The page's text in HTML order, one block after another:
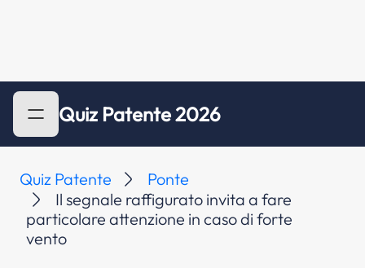
Quiz Patente 2026
Quiz Patente
Ponte
Il segnale raffigurato invita a fare
particolare attenzione in caso di forte
vento